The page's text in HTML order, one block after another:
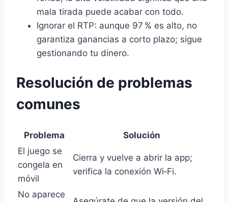
mala tirada puede acabar con todo.
Ignorar el RTP: aunque 97 % es alto, no
garantiza ganancias a corto plazo; sigue
gestionando tu dinero.
Resolución de problemas
comunes
Problema
Solución
El juego se
congela en
móvil
Cierra y vuelve a abrir la app;
verifica la conexión Wi‑Fi.
No aparece